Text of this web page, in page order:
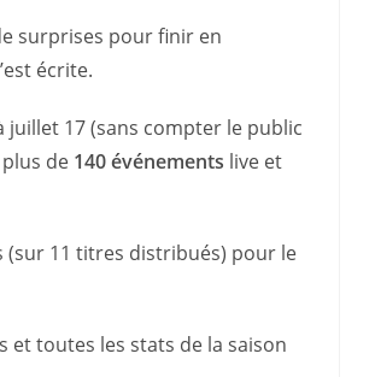
surprises pour finir en
écrite.
17 (sans compter le public
de 140 événements live et
(sur 11 titres distribués) pour le
et toutes les stats de la saison